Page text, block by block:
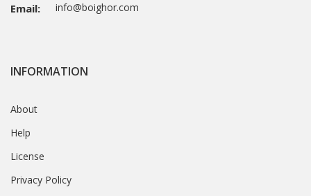
Email: info@boighor.com
INFORMATION
About
Help
License
Privacy Policy